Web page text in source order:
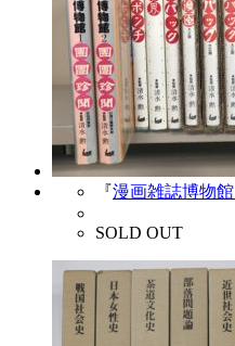
『漫画雑誌博物
SOLD OUT